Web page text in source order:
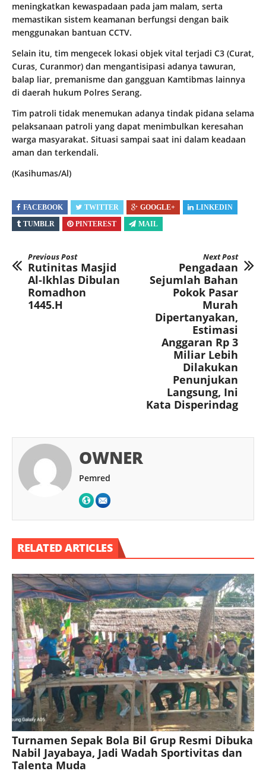
meningkatkan kewaspadaan pada jam malam, serta
memastikan sistem keamanan berfungsi dengan baik
menggunakan bantuan CCTV.
Selain itu, tim mengecek lokasi objek vital terjadi C3 (Curat,
Curas, Curanmor) dan mengantisipasi adanya tawuran,
balap liar, premanisme dan gangguan Kamtibmas lainnya
di daerah hukum Polres Serang.
Tim patroli tidak menemukan adanya tindak pidana selama
pelaksanaan patroli yang dapat menimbulkan keresahan
warga masyarakat. Situasi sampai saat ini dalam keadaan
aman dan terkendali.
(Kasihumas/Al)
FACEBOOK TWITTER GOOGLE+
LINKEDIN
TUMBLR
PINTEREST MAIL
Previous Post
Rutinitas Masjid
Al-Ikhlas Dibulan
Romadhon
1445.H
Next Post
Pengadaan
Sejumlah Bahan
Pokok Pasar
Murah
Dipertanyakan,
Estimasi
Anggaran Rp 3
Miliar Lebih
Dilakukan
Penunjukan
Langsung, Ini
Kata Disperindag
OWNER
Pemred
RELATED ARTICLES
Turnamen Sepak Bola Bil Grup Resmi Dibuka
Nabil Jayabaya, Jadi Wadah Sportivitas dan
Talenta Muda